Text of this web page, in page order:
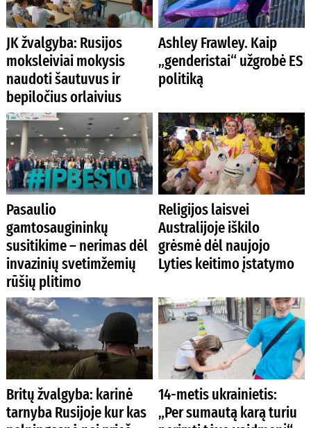
JK žvalgyba: Rusijos
moksleiviai mokysis
naudoti šautuvus ir
bepiločius orlaivius
Ashley Frawley. Kaip
„genderistai“ užgrobė ES
politiką
Pasaulio
gamtosaugininkų
susitikime – nerimas dėl
invazinių svetimžemių
rūšių plitimo
Religijos laisvei
Australijoje iškilo
grėsmė dėl naujojo
Lyties keitimo įstatymo
Britų žvalgyba: karinė
tarnyba Rusijoje kur kas
14-metis ukrainietis:
„Per sumautą karą turiu